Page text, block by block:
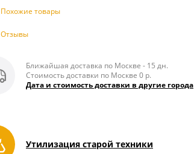
Похожие товары
Отзывы
Ближайшая доставка по Москве - 15 дн.
Стоимость доставки по Москве 0 р.
Дата и стоимость доставки в другие города
Утилизация старой техники